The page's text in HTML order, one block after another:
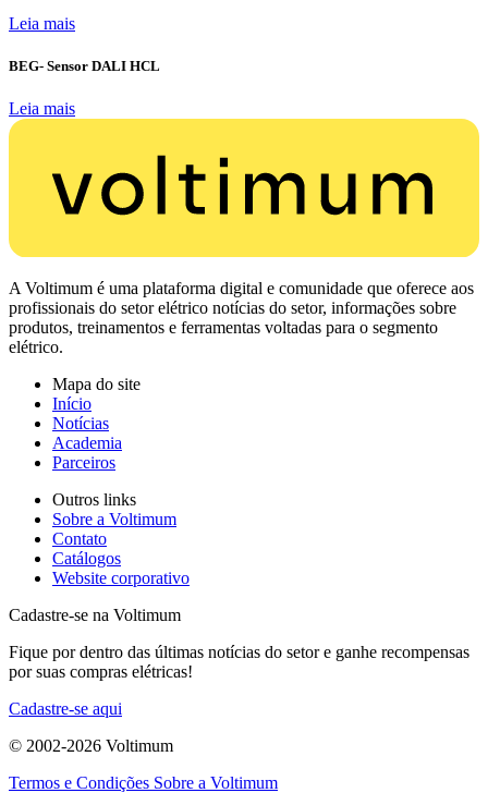
Leia mais
BEG- Sensor DALI HCL
Leia mais
A Voltimum é uma plataforma digital e comunidade que oferece aos
profissionais do setor elétrico notícias do setor, informações sobre
produtos, treinamentos e ferramentas voltadas para o segmento
elétrico.
Mapa do site
Início
Notícias
Academia
Parceiros
Outros links
Sobre a Voltimum
Contato
Catálogos
Website corporativo
Cadastre-se na Voltimum
Fique por dentro das últimas notícias do setor e ganhe recompensas
por suas compras elétricas!
Cadastre-se aqui
© 2002-2026 Voltimum
Termos e Condições Sobre a Voltimum